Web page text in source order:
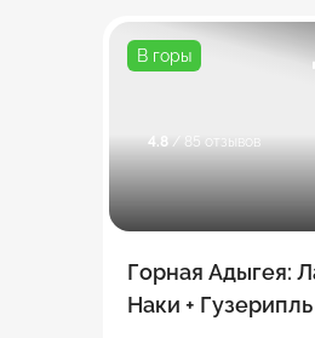
В горы
4.8 / 85 отзывов
Горная Адыгея:
Наки + Гузерипль